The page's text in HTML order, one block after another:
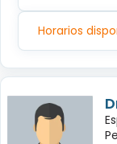
Horarios